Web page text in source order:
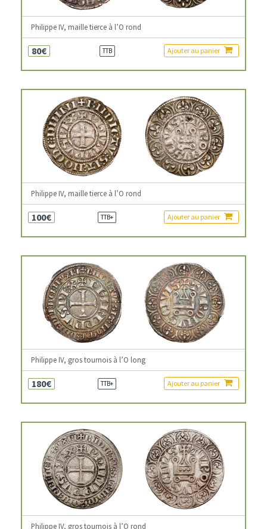
Philippe IV, maille tierce à l’O rond
80€ TTB Ajouter au panier
Philippe IV, maille tierce à l’O rond
100€ TTB+ Ajouter au panier
Philippe IV, gros tournois à l’O long
180€ TTB+ Ajouter au panier
Philippe IV, gros tournois à l’O rond